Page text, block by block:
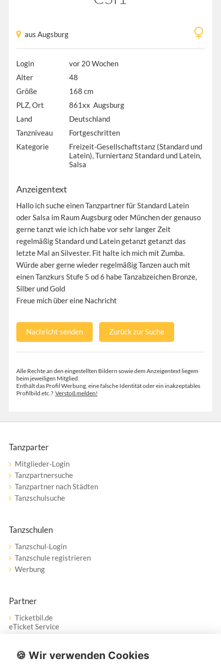
aus Augsburg
Login
vor 20 Wochen
Alter
48
Größe
168 cm
PLZ, Ort
861xx Augsburg
Land
Deutschland
Tanzniveau
Fortgeschritten
Kategorie
Freizeit-Gesellschaftstanz (Standard und
Latein), Turniertanz Standard und Latein,
Salsa
Anzeigentext
Hallo ich suche einen Tanzpartner für Standard Latein
oder Salsa im Raum Augsburg oder München der genauso
gerne tanzt wie ich ich habe vor sehr langer Zeit
regelmäßig Standard und Latein getanzt getanzt das
letzte Mal an Silvester. Fit halte ich mich mit Zumba.
Würde aber gerne wieder regelmäßig Tanzen auch mit
einen Tanzkurs Stufe 5 od 6 habe Tanzabzeichen Bronze,
Silber und Gold
Freue mich über eine Nachricht
Nachricht senden Zurück zur Suche
Alle Rechte an den eingestellten Bildern sowie dem Anzeigentext liegem
beim jeweiligen Mitglied.
Enthält das Profil Werbung, eine falsche Identität oder ein inakzeptables
Profilbild etc.? Verstoß melden!
Tanzparter
Mitglieder-Login
Tanzpartnersuche
Tanzpartner nach Städten
Tanzschulsuche
Tanzschulen
Tanzschul-Login
Tanzschule registrieren
Werbung
Partner
Ticketbil.de
eTicket Service
Vertrag widerrufen
🍪 Wir verwenden Cookies